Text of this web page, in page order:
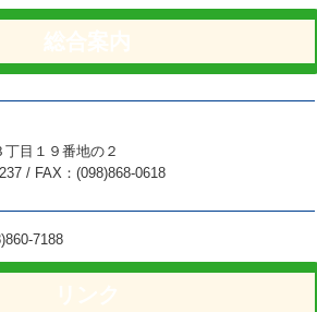
目１９番地の２
/ FAX：(098)868-0618
7188